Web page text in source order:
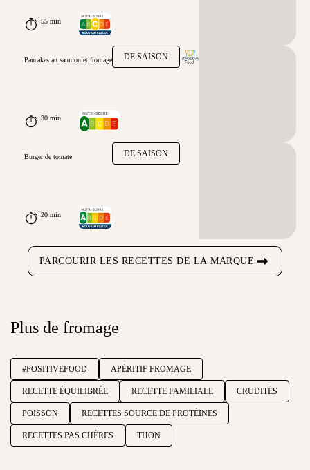
55 min
DE SAISON
Pancakes au saumon et fromage
30 min
DE SAISON
Burger de tomate
20 min
PARCOURIR LES RECETTES DE LA MARQUE
Plus de fromage
#POSITIVEFOOD APÉRITIF FROMAGE
RECETTE ÉQUILIBRÉE RECETTE FAMILIALE CRUDITÉS
POISSON RECETTES SOURCE DE PROTÉINES
RECETTES PAS CHÈRES THON